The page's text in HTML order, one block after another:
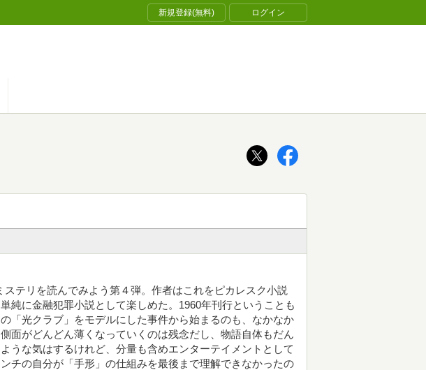
新規登録(無料) ログイン
ステリを読んでみよう第４弾。作者はこれをピカレスク小説
純に金融犯罪小説として楽しめた。1960年刊行ということも
「光クラブ」をモデルにした事件から始まるのも、なかなか
面がどんどん薄くなっていくのは残念だし、物語自体もだん
うな気はするけれど、分量も含めエンターテイメントとして
チの自分が「手形」の仕組みを最後まで理解できなかったの